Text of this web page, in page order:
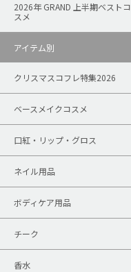
2026年 GRAND 上半期ベストコ
スメ
アイテム別
クリスマスコフレ特集2026
ベースメイクコスメ
口紅・リップ・グロス
ネイル用品
ボディケア用品
チーク
香水